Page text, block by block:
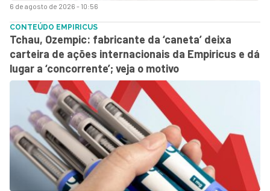
6 de agosto de 2026 - 10:56
CONTEÚDO EMPIRICUS
Tchau, Ozempic: fabricante da ‘caneta’ deixa
carteira de ações internacionais da Empiricus e dá
lugar a ‘concorrente’; veja o motivo